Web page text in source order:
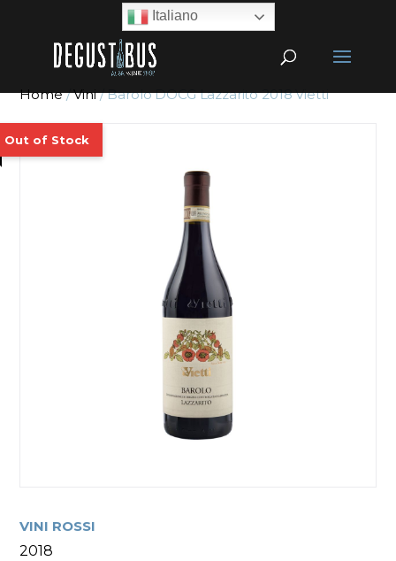
Home/Vini/ Barolo DOCG Lazzarito 2018 Vietti
VINI ROSSI
2018
Italiano